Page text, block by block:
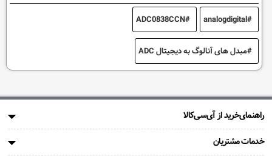
analogdigital
ADC0838CCN
مبدل های آنالوگ به دیجیتال ADC
راهنمای‌خرید از آی‌سی‌کالا
خدمات مشتریان